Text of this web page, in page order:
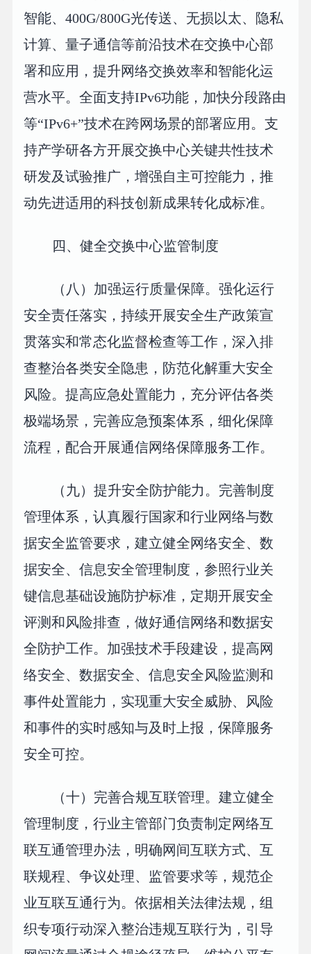
智能、400G/800G光传送、无损以太、隐私
计算、量子通信等前沿技术在交换中心部
署和应用，提升网络交换效率和智能化运
营水平。全面支持IPv6功能，加快分段路由
等“IPv6+”技术在跨网场景的部署应用。支
持产学研各方开展交换中心关键共性技术
研发及试验推广，增强自主可控能力，推
动先进适用的科技创新成果转化成标准。
四、健全交换中心监管制度
（八）加强运行质量保障。强化运行
安全责任落实，持续开展安全生产政策宣
贯落实和常态化监督检查等工作，深入排
查整治各类安全隐患，防范化解重大安全
风险。提高应急处置能力，充分评估各类
极端场景，完善应急预案体系，细化保障
流程，配合开展通信网络保障服务工作。
（九）提升安全防护能力。完善制度
管理体系，认真履行国家和行业网络与数
据安全监管要求，建立健全网络安全、数
据安全、信息安全管理制度，参照行业关
键信息基础设施防护标准，定期开展安全
评测和风险排查，做好通信网络和数据安
全防护工作。加强技术手段建设，提高网
络安全、数据安全、信息安全风险监测和
事件处置能力，实现重大安全威胁、风险
和事件的实时感知与及时上报，保障服务
安全可控。
（十）完善合规互联管理。建立健全
管理制度，行业主管部门负责制定网络互
联互通管理办法，明确网间互联方式、互
联规程、争议处理、监管要求等，规范企
业互联互通行为。依据相关法律法规，组
织专项行动深入整治违规互联行为，引导